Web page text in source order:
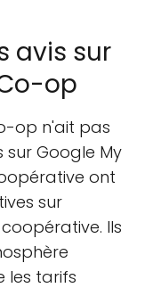
avis sur
op
op n'ait pas
Google My
ont
sur
Ils
les tarifs